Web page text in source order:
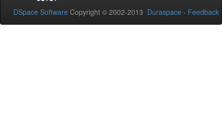
DSpace Software Copyright © 2002-2013 Duraspace - Feedback